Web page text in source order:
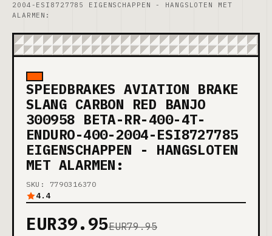
2004-ESI8727785 EIGENSCHAPPEN - HANGSLOTEN MET
ALARMEN:
SPEEDBRAKES AVIATION BRAKE
SLANG CARBON RED BANJO
300958 BETA-RR-400-4T-
ENDURO-400-2004-ESI8727785
EIGENSCHAPPEN - HANGSLOTEN
MET ALARMEN:
SKU: 7790316370
4.4
EUR39.95EUR79.95